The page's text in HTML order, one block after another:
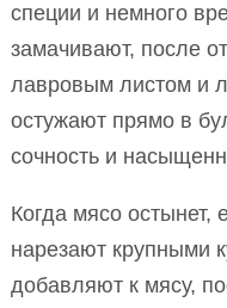
специи и немного
замачивают, после
лавровым листом и
остужают прямо в
сочность и
Когда мясо остынет,
нарезают крупными
добавляют к мясу,